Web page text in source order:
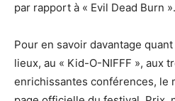
par rapport à « Evil Dead Burn ».
Pour en savoir davantage
lieux, au « Kid-O-NIFFF », aux
enrichissantes conférences, le